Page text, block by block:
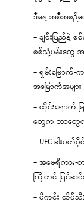
ဒီနေ့ အစီအစဉ်
– ချင်းပြည်နဲ့
စစ်သုံ့ပန်းတွေ
– ရှမ်းမြော
အမြောက်အမျာ
– ထိုင်းရောက်
တွေက ဘာတွေ
– UFC ခါးပ
– အမေရိကား
ကြိုတင် ပြင်ဆ
– ပီကင်း ထိပ်သီ